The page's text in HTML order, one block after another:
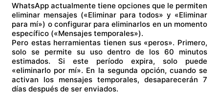
WhatsApp actualmente tiene opciones que le permiten
eliminar mensajes («Eliminar para todos» y «Eliminar
para mí») o configurar para eliminarlos en un momento
específico («Mensajes temporales»).
Pero estas herramientas tienen sus «peros». Primero,
solo se permite su uso dentro de los 60 minutos
estimados. Si este período expira, solo puede
«eliminarlo por mí». En la segunda opción, cuando se
activan los mensajes temporales, desaparecerán 7
días después de ser enviados.